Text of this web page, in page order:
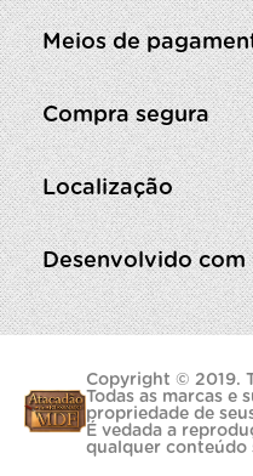
Meios de
Compra segura
Localização
Desenvolvido com
Copyright © 2019.
Todas as marcas e
propriedade de
É vedada a
qualquer conteúdo